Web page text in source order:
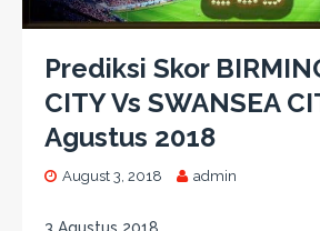
Prediksi Skor
CITY Vs SWANSEA
Agustus 2018
August 3, 2018 admin
3 Agustus 2018